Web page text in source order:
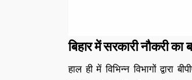
बिहार में सरकारी नौकरी
हाल ही में विभिन्न विभागों